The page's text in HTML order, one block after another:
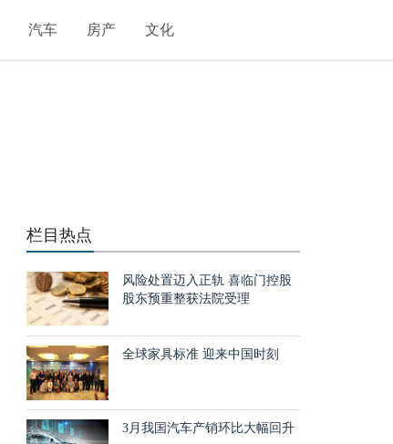
汽车 房产 文化
栏目热点
风险处置迈入正轨 喜临门控股
股东预重整获法院受理
全球家具标准 迎来中国时刻
3月我国汽车产销环比大幅回升